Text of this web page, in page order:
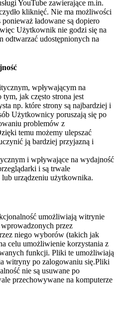
YouTube zawierające m.in.
kliknięć. Nie ma możliwości
ładowane są dopiero
Użytkownik nie godzi się na
odtwarzać udostępnionych na
wpływającym na
jak często strona jest
np. które strony są najbardziej i
Użytkownicy poruszają się po
problemów z
temu możemy ulepszać
ją bardziej przyjazną i
i wpływające na wydajność
i są trwale
urządzeniu użytkownika.
umożliwiają witrynie
przez
niego wyborów (takich jak
celu umożliwienie korzystania z
funkcji. Pliki te umożliwiają
witryny po zalogowaniu się.Pliki
nie są usuwane po
przechowywane na komputerze